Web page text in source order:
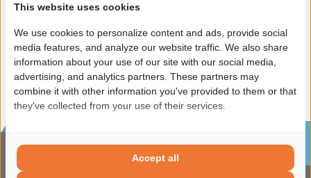
Enkel in combinatie met:FK92959
Product in orde:
Controleteken:E57-103R
Sinds 2002 de specialist in katalysatoren en
roetfilters
CONTACTGEGVENS
This website uses cookies
We use cookies to personalize content and ads, provide social
media features, and analyze our website traffic. We also share
information about your use of our site with our social media,
advertising, and analytics partners. These partners may
combine it with other information you've provided to them or that
they've collected from your use of their services.
Accept all